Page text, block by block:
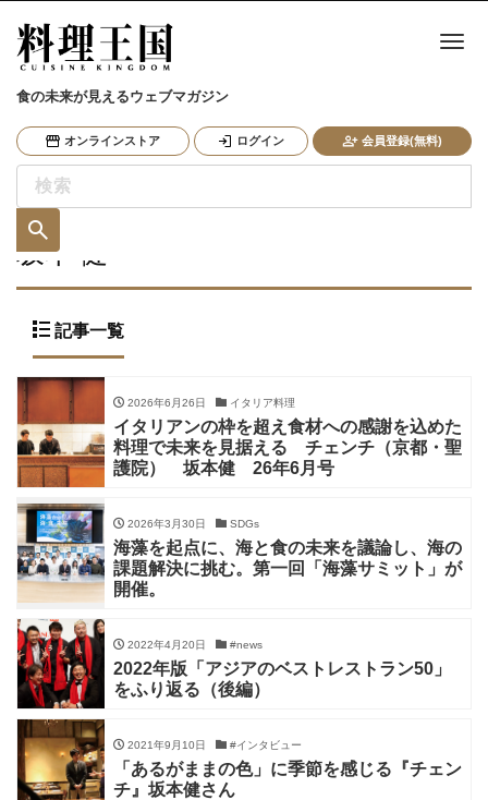
食の未来が見えるウェブマガジン
オンラインストア ログイン 会員登録(無料)
ナ
坂本 健
記事一覧
2026年6月26日 イタリア料理
イタリアンの枠を超え食材への感謝を込めた
料理で未来を見据える チェンチ（京都・聖
護院） 坂本健 26年6月号
2026年3月30日 SDGs
海藻を起点に、海と食の未来を議論し、海の
課題解決に挑む。第一回「海藻サミット」が
開催。
2022年4月20日 #news
2022年版「アジアのベストレストラン50」
をふり返る（後編）
2021年9月10日 #インタビュー
「あるがままの色」に季節を感じる『チェン
チ』坂本健さん